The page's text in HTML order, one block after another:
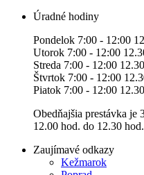
Úradné hodiny
Pondelok 7:00 - 12:00
Utorok 7:00 - 12:00
Streda 7:00 - 12:00
Štvrtok 7:00 - 12:00
Piatok 7:00 - 12:00
Obedňajšia prestávka je
12.00 hod. do 12.30 hod.
Zaujímavé odkazy
Kežmarok